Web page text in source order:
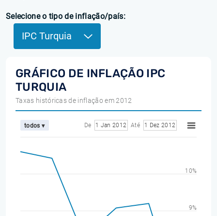
Selecione o tipo de inflação/país:
IPC Turquia
GRÁFICO DE INFLAÇÃO IPC
TURQUIA
Taxas históricas de inflação em 2012
todos ▾ De 1 Jan 2012 Até 1 Dez 2012
9%
10%